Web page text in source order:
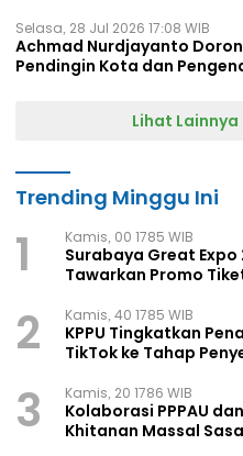
Selasa, 28 Jul 2026 17:08 WIB
Achmad Nurdjayanto
Pendingin Kota dan
Lihat Lainnya
Trending Minggu Ini
1 Kamis, 00 1785 WIB
Surabaya Great Expo
Tawarkan Promo
2 Kamis, 40 1785 WIB
KPPU Tingkatkan
TikTok ke Tahap
3 Kamis, 20 1786 WIB
Kolaborasi PPPAU
Khitanan Massal